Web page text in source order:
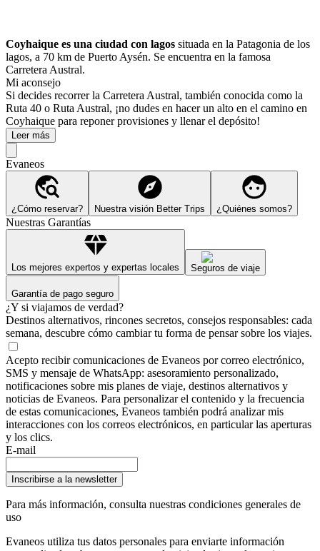
Coyhaique es una ciudad con lagos situada en la Patagonia de los
lagos, a 70 km de Puerto Aysén. Se encuentra en la famosa
Carretera Austral.
Mi aconsejo
Si decides recorrer la Carretera Austral, también conocida como la
Ruta 40 o Ruta Austral, ¡no dudes en hacer un alto en el camino en
Coyhaique para reponer provisiones y llenar el depósito!
Leer más
Evaneos
¿Cómo reservar? Nuestra visión Better Trips ¿Quiénes somos?
Nuestras Garantías
Los mejores expertos y expertas locales Seguros de viaje
Garantía de pago seguro
¿Y si viajamos de verdad?
Destinos alternativos, rincones secretos, consejos responsables: cada
semana, descubre cómo cambiar tu forma de pensar sobre los viajes.
Acepto recibir comunicaciones de Evaneos por correo electrónico,
SMS y mensaje de WhatsApp: asesoramiento personalizado,
notificaciones sobre mis planes de viaje, destinos alternativos y
noticias de Evaneos. Para personalizar el contenido y la frecuencia
de estas comunicaciones, Evaneos también podrá analizar mis
interacciones con los correos electrónicos, en particular las aperturas
y los clics.
E-mail
Inscribirse a la newsletter
Para más información, consulta nuestras condiciones generales de
uso
Evaneos utiliza tus datos personales para enviarte información